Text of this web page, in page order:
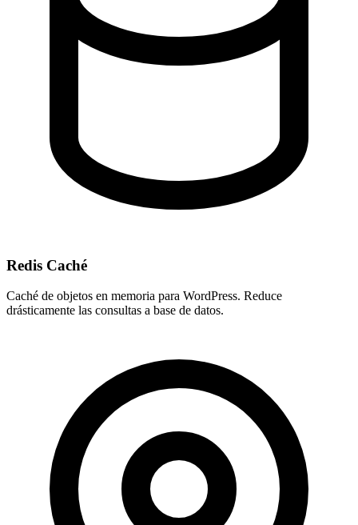
Redis Caché
Caché de objetos en memoria para WordPress. Reduce
drásticamente las consultas a base de datos.